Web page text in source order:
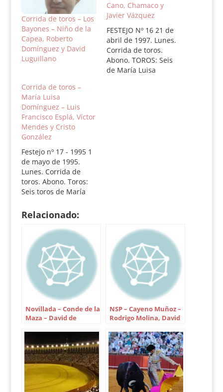
Corrida de toros – Los
Bayones – Niño de la
Capea, Roberto
Domínguez y David
Luguillano
Cano, Chamaco y
Javier Vázquez
FESTEJO Nº 16 21 de
abril de 1997. Lunes.
Corrida de toros.
Abono. TOROS: Seis
de María Luisa
Corrida de toros –
María Luisa
Domínguez – Luis
Francisco Esplá, Víctor
Mendes y Cristo
González
Festejo nº 17 - 1995 1
de mayo de 1995.
Lunes. Corrida de
toros. Abono. Toros:
Seis toros de María
Pérez de Vargas. 1.-
525 kilos. 2.- Fatiga, nº
40, negro, 568 kilos.
3.- Guapito, nº 53,
negro, 547 kilos.
Ovación. 4.- Careto,…
Relacionado:
Novillada – Conde de la
Maza – David de
NSP – Cayeno Muñoz –
Rodrigo Molina, David
Antonio Lauri